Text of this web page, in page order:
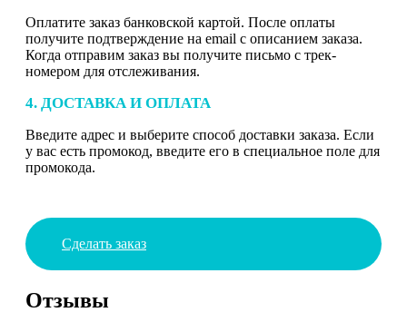
Оплатите заказ банковской картой. После оплаты
получите подтверждение на email с описанием заказа.
Когда отправим заказ вы получите письмо с трек-
номером для отслеживания.
4. ДОСТАВКА И ОПЛАТА
Введите адрес и выберите способ доставки заказа. Если
у вас есть промокод, введите его в специальное поле для
промокода.
Сделать заказ
Отзывы